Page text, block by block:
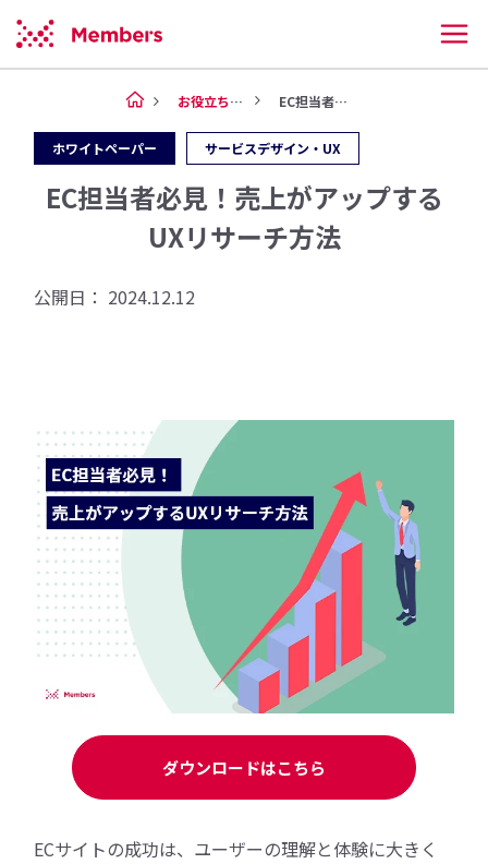
お役立ち情報 EC担当者必見！売上がアップす...
ホワイトペーパー サービスデザイン・UX
EC担当者必見！売上がアップする
UXリサーチ方法
公開日： 2024.12.12
ダウンロードはこちら
ECサイトの成功は、ユーザーの理解と体験に大きく